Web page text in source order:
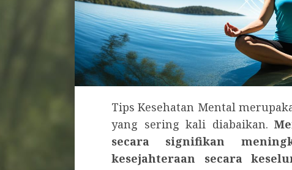
Tips Kesehatan Mental
yang sering kali diabaikan.
secara signifikan
kesejahteraan secara